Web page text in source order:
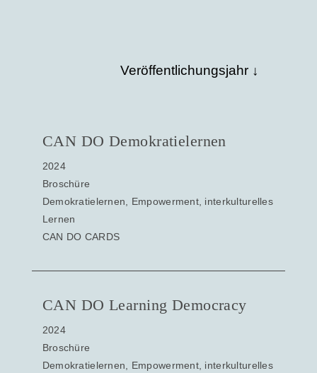
Veröffentlichungsjahr ↓
CAN DO Demokratielernen
2024
Broschüre
Demokratielernen, Empowerment, interkulturelles
Lernen
CAN DO CARDS
CAN DO Learning Democracy
2024
Broschüre
Demokratielernen, Empowerment, interkulturelles